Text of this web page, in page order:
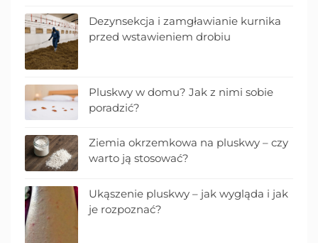
Dezynsekcja i zamgławianie kurnika
przed wstawieniem drobiu
Pluskwy w domu? Jak z nimi sobie
poradzić?
Ziemia okrzemkowa na pluskwy – czy
warto ją stosować?
Ukąszenie pluskwy – jak wygląda i jak
je rozpoznać?